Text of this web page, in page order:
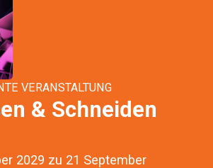
VERANSTALTUNG
& Schneiden
2029 zu 21 September